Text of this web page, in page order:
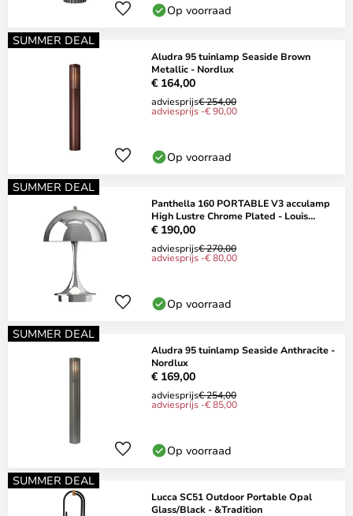
Op voorraad
SUMMER DEAL
Aludra 95 tuinlamp Seaside Brown
Metallic - Nordlux
€ 164,00
adviesprijs€ 254,00
adviesprijs -€ 90,00
Op voorraad
SUMMER DEAL
Panthella 160 PORTABLE V3 acculamp
High Lustre Chrome Plated - Louis
Poulsen
€ 190,00
adviesprijs€ 270,00
adviesprijs -€ 80,00
Op voorraad
SUMMER DEAL
Aludra 95 tuinlamp Seaside Anthracite -
Nordlux
€ 169,00
adviesprijs€ 254,00
adviesprijs -€ 85,00
Op voorraad
SUMMER DEAL
Lucca SC51 Outdoor Portable Opal
Glass/Black - &Tradition